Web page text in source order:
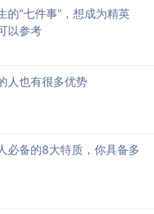
的“七件事”，想成为精英
以参考
人也有很多优势
必备的8大特质，你具备多